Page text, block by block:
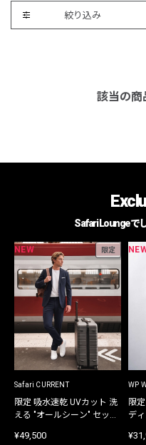
絞り込み
該当の商
Safari Loungeで
NEW 限定
Safari CURRENT
限定 吸水速乾 UVカット 洗
える "オールシーン" セット
¥49,500
WP
限
デ